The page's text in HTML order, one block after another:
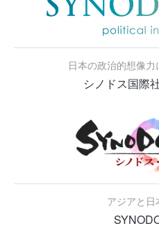
日本の政治的想像
シノドス国際
アジアと日